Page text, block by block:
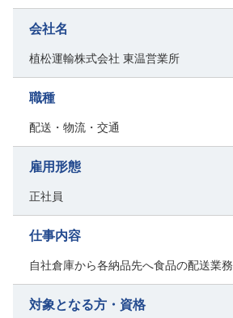
会社名
植松運輸株式会社 東温営業所
職種
配送・物流・交通
雇用形態
正社員
仕事内容
自社倉庫から各納品先へ食品の配送業務
対象となる方・資格